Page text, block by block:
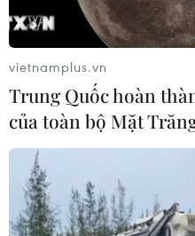
vietnamplus.vn
Trung Quốc hoàn
của toàn bộ Mặt